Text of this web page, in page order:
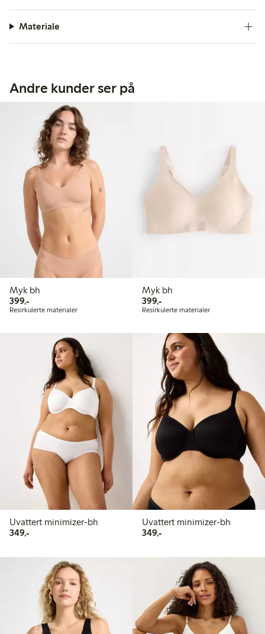
Materiale
Andre kunder ser på
Myk bh
399,-399,00 kr
Resirkulerte materialer
Myk bh
399,-399,00 kr
Resirkulerte materialer
Uvattert minimizer-bh
349,-349,00 kr
Uvattert minimizer-bh
349,-349,00 kr